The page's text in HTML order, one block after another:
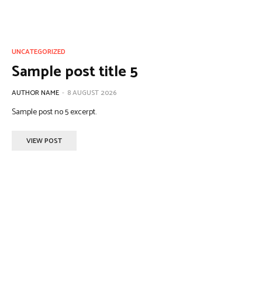
UNCATEGORIZED
Sample post title 5
AUTHOR NAME - 8 AUGUST 2026
Sample post no 5 excerpt.
VIEW POST